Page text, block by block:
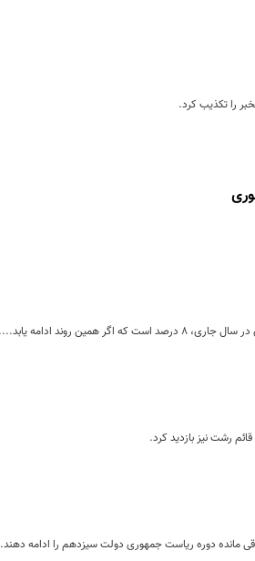
را تکذیب کرد.
روند ادامه یابد....
رشت نیز بازدید کرد.
مانده دوره ریاست جمهوری دولت سیزدهم را ادامه دهند.